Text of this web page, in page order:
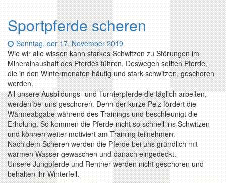
Sportpferde scheren
Datum:
Sonntag, der 17. November 2019
Wie wir alle wissen kann starkes Schwitzen zu Störungen im
Mineralhaushalt des Pferdes führen. Deswegen sollten Pferde,
die in den Wintermonaten häufig und stark schwitzen, geschoren
werden.
All unsere Ausbildungs- und Turnierpferde die täglich arbeiten,
werden bei uns geschoren. Denn der kurze Pelz fördert die
Wärmeabgabe während des Trainings und beschleunigt die
Erholung. So kommen die Pferde nicht so schnell ins Schwitzen
und können weiter motiviert am Training teilnehmen.
Nach dem Scheren werden die Pferde bei uns gründlich mit
warmen Wasser gewaschen und danach eingedeckt.
Unsere Jungpferde und Rentner werden nicht geschoren und
behalten ihr Winterfell.